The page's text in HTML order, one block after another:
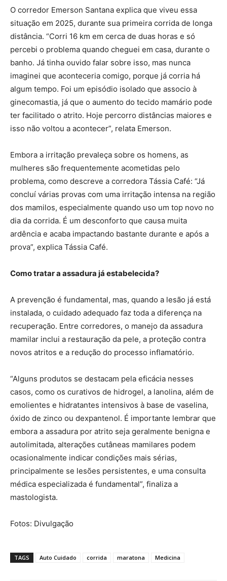
O corredor Emerson Santana explica que viveu essa
situação em 2025, durante sua primeira corrida de longa
distância. “Corri 16 km em cerca de duas horas e só
percebi o problema quando cheguei em casa, durante o
banho. Já tinha ouvido falar sobre isso, mas nunca
imaginei que aconteceria comigo, porque já corria há
algum tempo. Foi um episódio isolado que associo à
ginecomastia, já que o aumento do tecido mamário pode
ter facilitado o atrito. Hoje percorro distâncias maiores e
isso não voltou a acontecer”, relata Emerson.
Embora a irritação prevaleça sobre os homens, as
mulheres são frequentemente acometidas pelo
problema, como descreve a corredora Tássia Café: “Já
concluí várias provas com uma irritação intensa na região
dos mamilos, especialmente quando uso um top novo no
dia da corrida. É um desconforto que causa muita
ardência e acaba impactando bastante durante e após a
prova”, explica Tássia Café.
Como tratar a assadura já estabelecida?
A prevenção é fundamental, mas, quando a lesão já está
instalada, o cuidado adequado faz toda a diferença na
recuperação. Entre corredores, o manejo da assadura
mamilar inclui a restauração da pele, a proteção contra
novos atritos e a redução do processo inflamatório.
“Alguns produtos se destacam pela eficácia nesses
casos, como os curativos de hidrogel, a lanolina, além de
emolientes e hidratantes intensivos à base de vaselina,
óxido de zinco ou dexpantenol. É importante lembrar que
embora a assadura por atrito seja geralmente benigna e
autolimitada, alterações cutâneas mamilares podem
ocasionalmente indicar condições mais sérias,
principalmente se lesões persistentes, e uma consulta
médica especializada é fundamental”, finaliza a
mastologista.
Fotos: Divulgação
TAGS Auto Cuidado corrida maratona Medicina